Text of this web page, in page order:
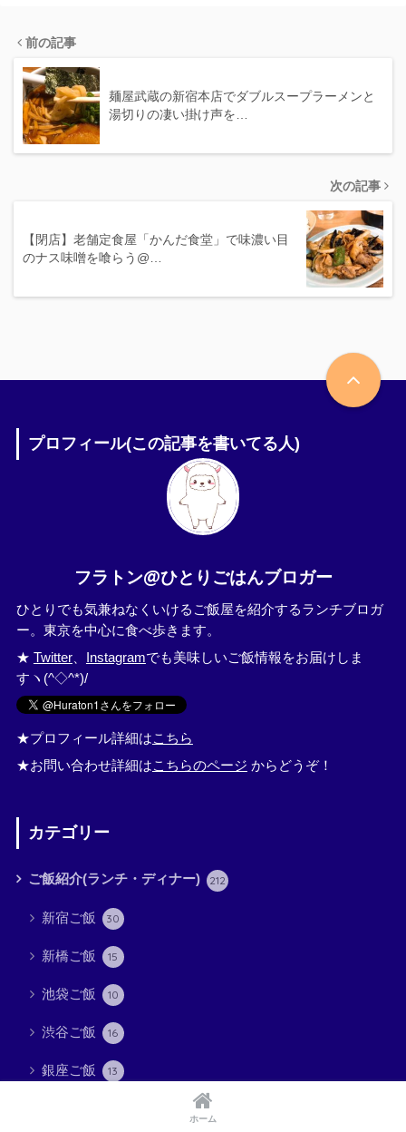
前の記事
麺屋武蔵の新宿本店でダブルスープラーメンと
湯切りの凄い掛け声を…
次の記事
【閉店】老舗定食屋「かんだ食堂」で味濃い目
のナス味噌を喰らう@…
プロフィール(この記事を書いてる人)
フラトン@ひとりごはんブロガー
ひとりでも気兼ねなくいけるご飯屋を紹介するランチブロガ
ー。東京を中心に食べ歩きます。
★ Twitter、 Instagramでも美味しいご飯情報をお届けしま
すヽ(^◇^*)/
★プロフィール詳細はこちら
★お問い合わせ詳細はこちらのページ からどうぞ！
カテゴリー
ご飯紹介(ランチ・ディナー) 212
新宿ご飯 30
新橋ご飯 15
池袋ご飯 10
渋谷ご飯 16
銀座ご飯 13
23
ホーム